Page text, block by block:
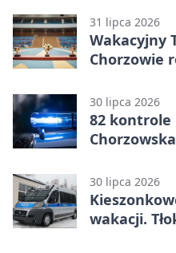
31 lipca 2026
Wakacyjny
Chorzowie
30 lipca 2026
82 kontrole
30 lipca 2026
wakacji.